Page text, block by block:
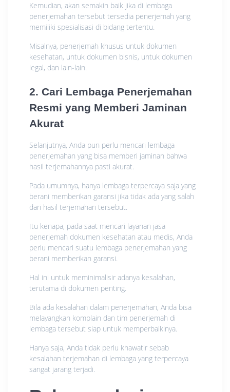
Kemudian, akan semakin baik jika di lembaga
penerjemahan tersebut tersedia penerjemah yang
memiliki spesialisasi di bidang tertentu.
Misalnya, penerjemah khusus untuk dokumen
kesehatan, untuk dokumen bisnis, untuk dokumen
legal, dan lain-lain.
2. Cari Lembaga Penerjemahan
Resmi yang Memberi Jaminan
Akurat
Selanjutnya, Anda pun perlu mencari lembaga
penerjemahan yang bisa memberi jaminan bahwa
hasil terjemahannya pasti akurat.
Pada umumnya, hanya lembaga terpercaya saja yang
berani memberikan garansi jika tidak ada yang salah
dari hasil terjemahan tersebut.
Itu kenapa, pada saat mencari layanan jasa
penerjemah dokumen kesehatan atau medis, Anda
perlu mencari suatu lembaga penerjemahan yang
berani memberikan garansi.
Hal ini untuk meminimalisir adanya kesalahan,
terutama di dokumen penting.
Bila ada kesalahan dalam penerjemahan, Anda bisa
melayangkan komplain dan tim penerjemah di
lembaga tersebut siap untuk memperbaikinya.
Hanya saja, Anda tidak perlu khawatir sebab
kesalahan terjemahan di lembaga yang terpercaya
sangat jarang terjadi.